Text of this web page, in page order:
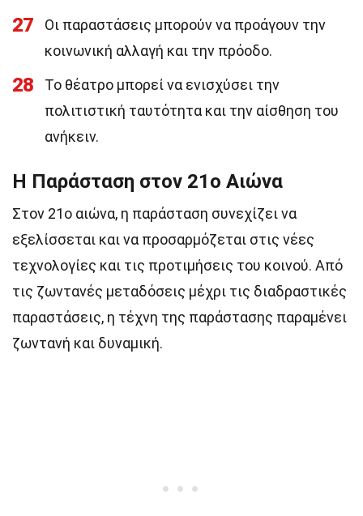
27
Οι παραστάσεις μπορούν να προάγουν την
κοινωνική αλλαγή και την πρόοδο.
28
Το θέατρο μπορεί να ενισχύσει την
πολιτιστική ταυτότητα και την αίσθηση του
ανήκειν.
Η Παράσταση στον 21ο Αιώνα
Στον 21ο αιώνα, η παράσταση συνεχίζει να
εξελίσσεται και να προσαρμόζεται στις νέες
τεχνολογίες και τις προτιμήσεις του κοινού. Από
τις ζωντανές μεταδόσεις μέχρι τις διαδραστικές
παραστάσεις, η τέχνη της παράστασης παραμένει
ζωντανή και δυναμική.